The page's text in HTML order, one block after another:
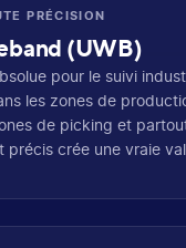
PRÉCISION
(UWB)
pour le suivi
les zones de
de picking et
précis crée une vraie